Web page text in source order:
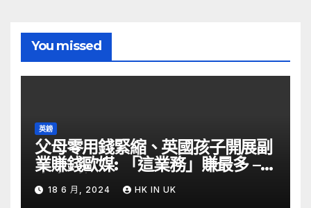
You missed
英鎊
父母零用錢緊縮、英國孩子開展副
業賺錢歐媒: 「這業務」賺最多 –
自由財經
18 6 月, 2024 HK IN UK